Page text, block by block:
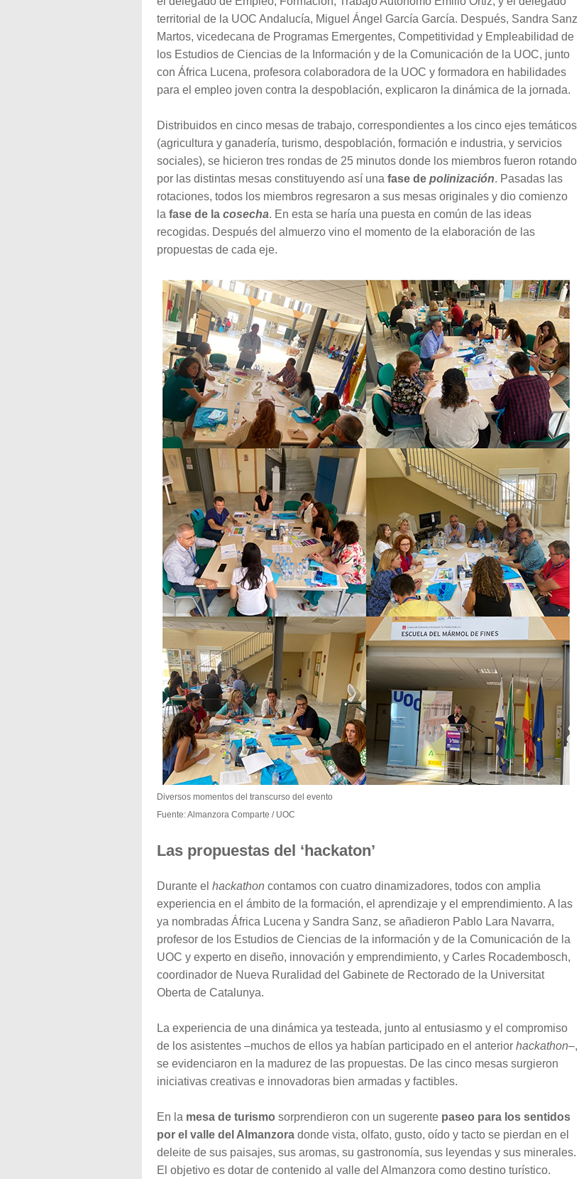
territorial de la UOC Andalucía, Miguel Ángel García García. Después, Sandra Sanz
Martos, vicedecana de Programas Emergentes, Competitividad y Empleabilidad de
los Estudios de Ciencias de la Información y de la Comunicación de la UOC, junto
con África Lucena, profesora colaboradora de la UOC y formadora en habilidades
para el empleo joven contra la despoblación, explicaron la dinámica de la jornada.
Distribuidos en cinco mesas de trabajo, correspondientes a los cinco ejes temáticos
(agricultura y ganadería, turismo, despoblación, formación e industria, y servicios
sociales), se hicieron tres rondas de 25 minutos donde los miembros fueron rotando
por las distintas mesas constituyendo así una fase de polinización. Pasadas las
rotaciones, todos los miembros regresaron a sus mesas originales y dio comienzo
la fase de la cosecha. En esta se haría una puesta en común de las ideas
recogidas. Después del almuerzo vino el momento de la elaboración de las
propuestas de cada eje.
Diversos momentos del transcurso del evento
Fuente: Almanzora Comparte / UOC
Las propuestas del ‘hackaton’
Durante el hackathon contamos con cuatro dinamizadores, todos con amplia
experiencia en el ámbito de la formación, el aprendizaje y el emprendimiento. A las
ya nombradas África Lucena y Sandra Sanz, se añadieron Pablo Lara Navarra,
profesor de los Estudios de Ciencias de la información y de la Comunicación de la
UOC y experto en diseño, innovación y emprendimiento, y Carles Rocadembosch,
coordinador de Nueva Ruralidad del Gabinete de Rectorado de la Universitat
Oberta de Catalunya.
La experiencia de una dinámica ya testeada, junto al entusiasmo y el compromiso
de los asistentes –muchos de ellos ya habían participado en el anterior hackathon–,
se evidenciaron en la madurez de las propuestas. De las cinco mesas surgieron
iniciativas creativas e innovadoras bien armadas y factibles.
En la mesa de turismo sorprendieron con un sugerente paseo para los sentidos
por el valle del Almanzoradonde vista, olfato, gusto, oído y tacto se pierdan en el
deleite de sus paisajes, sus aromas, su gastronomía, sus leyendas y sus minerales.
El objetivo es dotar de contenido al valle del Almanzora como destino turístico.